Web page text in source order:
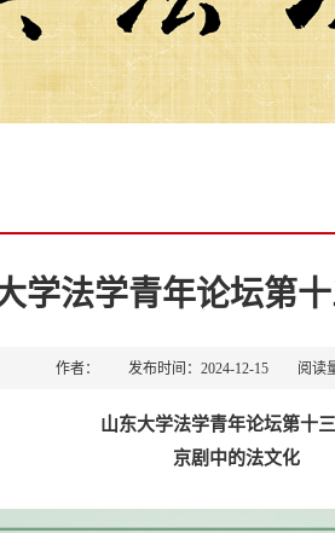
学法学青年论坛第
作者： 发布时间：2024-12-15 阅读量
山东大学法学青年论坛第十三
京剧中的法文化